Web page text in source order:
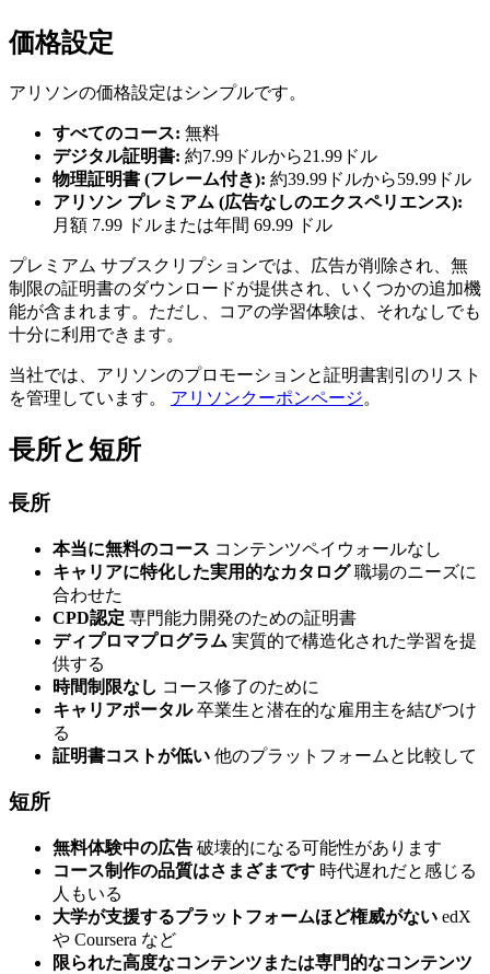
価格設定
アリソンの価格設定はシンプルです。
すべてのコース: 無料
デジタル証明書: 約7.99ドルから21.99ドル
物理証明書 (フレーム付き): 約39.99ドルから59.99ドル
アリソン プレミアム (広告なしのエクスペリエンス):
月額 7.99 ドルまたは年間 69.99 ドル
プレミアム サブスクリプションでは、広告が削除され、無
制限の証明書のダウンロードが提供され、いくつかの追加機
能が含まれます。ただし、コアの学習体験は、それなしでも
十分に利用できます。
当社では、アリソンのプロモーションと証明書割引のリスト
を管理しています。 アリソンクーポンページ。
長所と短所
長所
本当に無料のコース コンテンツペイウォールなし
キャリアに特化した実用的なカタログ職場のニーズに
合わせた
CPD認定 専門能力開発のための証明書
ディプロマプログラム 実質的で構造化された学習を提
供する
時間制限なし コース修了のために
キャリアポータル卒業生と潜在的な雇用主を結びつけ
る
証明書コストが低い 他のプラットフォームと比較して
短所
無料体験中の広告 破壊的になる可能性があります
コース制作の品質はさまざまです 時代遅れだと感じる
人もいる
大学が支援するプラットフォームほど権威がない edX
や Coursera など
限られた高度なコンテンツまたは専門的なコンテンツ